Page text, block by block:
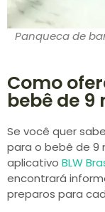
Panqueca de
Como
bebê de 9
Se você quer
para o bebê de 9
aplicativo BLW
encontrará
preparos para